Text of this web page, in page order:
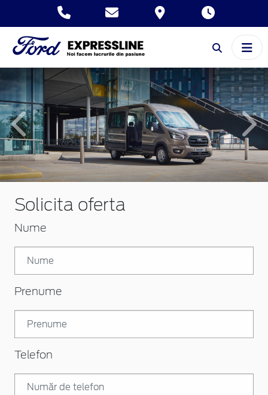
Inapoi
Solicita oferta
Nume
Prenume
Telefon